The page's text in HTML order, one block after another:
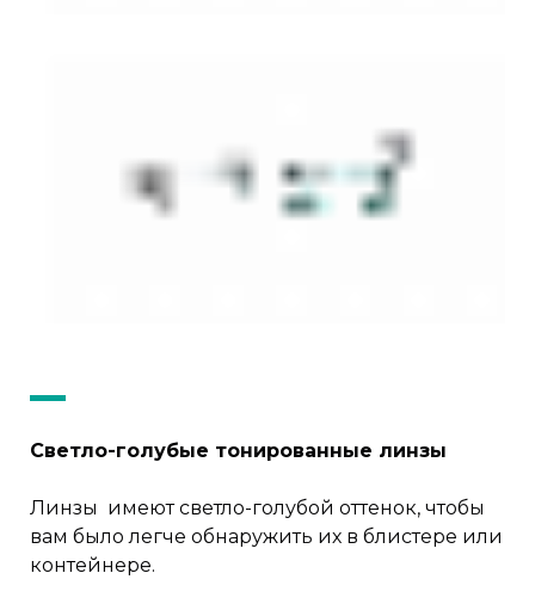
Светло-голубые тонированные линзы
Линзы имеют светло-голубой оттенок, чтобы
вам было легче обнаружить их в блистере или
контейнере.